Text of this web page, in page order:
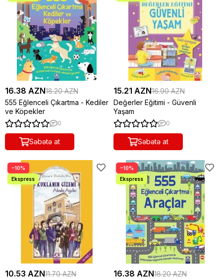
16.38 AZN18.20 AZN
555 Eğlenceli Çıkartma - Kediler
ve Köpekler
0
Səbətə at
15.21 AZN16.90 AZN
Değerler Eğitimi - Güvenli
Yaşam
0
Səbətə at
−10%
10.53 AZN11.70 AZN
−10%
16.38 AZN18.20 AZN